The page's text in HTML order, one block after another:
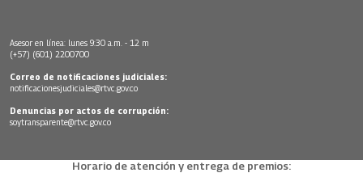
Asesor en línea: lunes 9:30 a.m. - 12 m
(+57) (601) 2200700
Correo de notificaciones judiciales:
notificacionesjudiciales@rtvc.gov.co
Denuncias por actos de corrupción:
soytransparente@rtvc.gov.co
Horario de atención y entrega de premios: